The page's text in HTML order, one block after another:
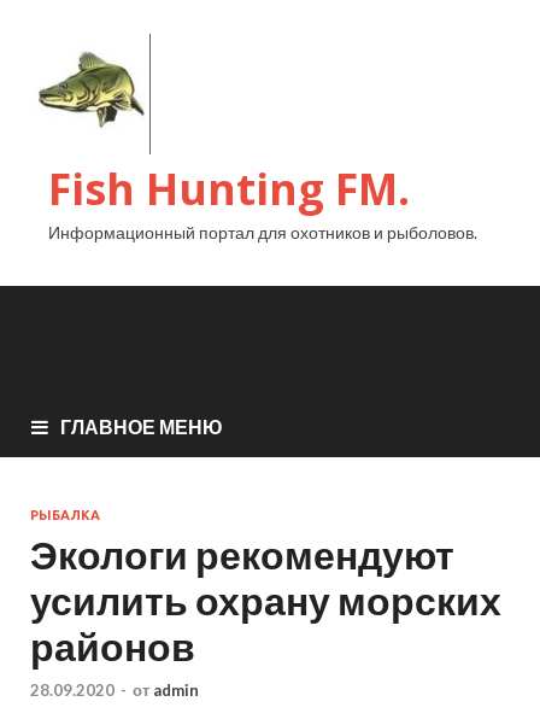
Fish Hunting FM.
Информационный портал для охотников и рыболовов.
ГЛАВНОЕ МЕНЮ
РЫБАЛКА
Экологи рекомендуют
усилить охрану морских
районов
28.09.2020 - от admin